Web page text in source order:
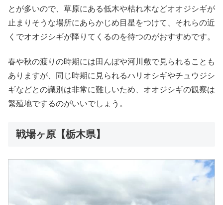
とが多いので、草原にある低木や枯れ木などオオジシギが
止まりそうな場所にあらかじめ目星をつけて、それらの近
くでオオジシギが降りてくるのを待つのがおすすめです。
春や秋の渡りの時期には田んぼや河川敷で見られることも
ありますが、同じ時期に見られるハリオシギやチュウジシ
ギなどとの識別は非常に難しいため、オオジシギの観察は
繁殖地でするのがいいでしょう。
戦場ヶ原【栃木県】